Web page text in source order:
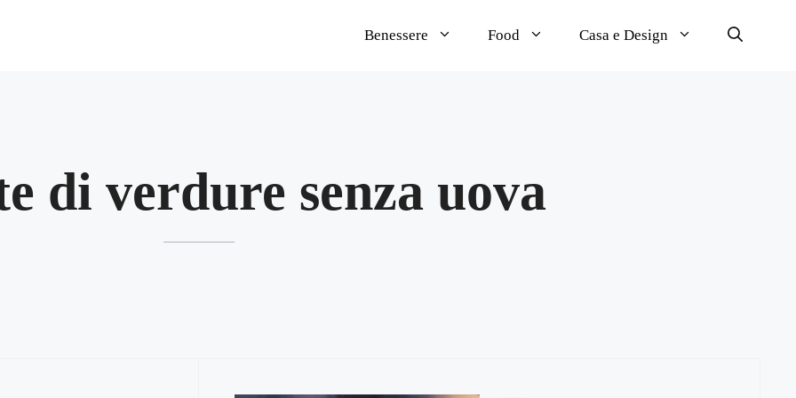
Benessere Food Casa e Design
di verdure senza uova